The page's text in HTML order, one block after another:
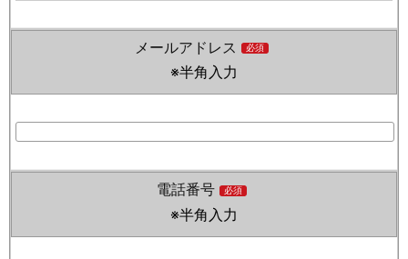
メールアドレス 必須
※半角入力
電話番号 必須
※半角入力